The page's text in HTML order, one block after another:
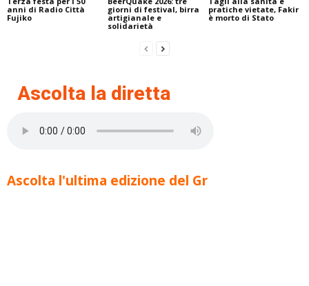
anni di Radio Città
Fujiko
giorni di festival, birra
artigianale e
solidarietà
pratiche vietate, Fakir
è morto di Stato
Ascolta la diretta
Ascolta l'ultima edizione del Gr